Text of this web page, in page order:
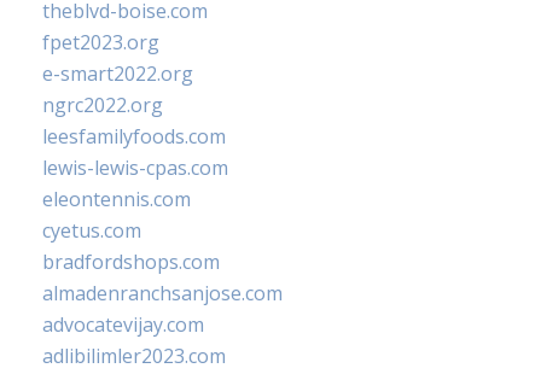
theblvd-boise.com
fpet2023.org
e-smart2022.org
ngrc2022.org
leesfamilyfoods.com
lewis-lewis-cpas.com
eleontennis.com
cyetus.com
bradfordshops.com
almadenranchsanjose.com
advocatevijay.com
adlibilimler2023.com